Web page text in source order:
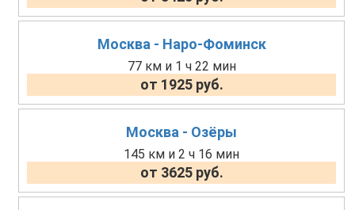
Москва - Наро-Фоминск
77 км и 1 ч 22 мин
от 1925 руб.
Москва - Озёры
145 км и 2 ч 16 мин
от 3625 руб.